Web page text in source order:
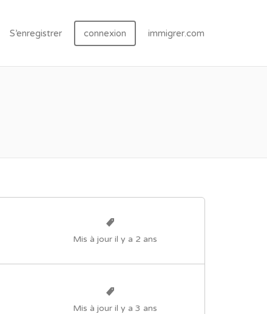
S’enregistrer connexion immigrer.com
Mis à jour il y a 2 ans
Mis à jour il y a 3 ans